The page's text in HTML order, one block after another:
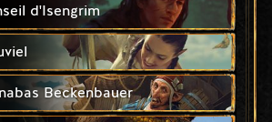
d'Isengrim
Beckenbauer